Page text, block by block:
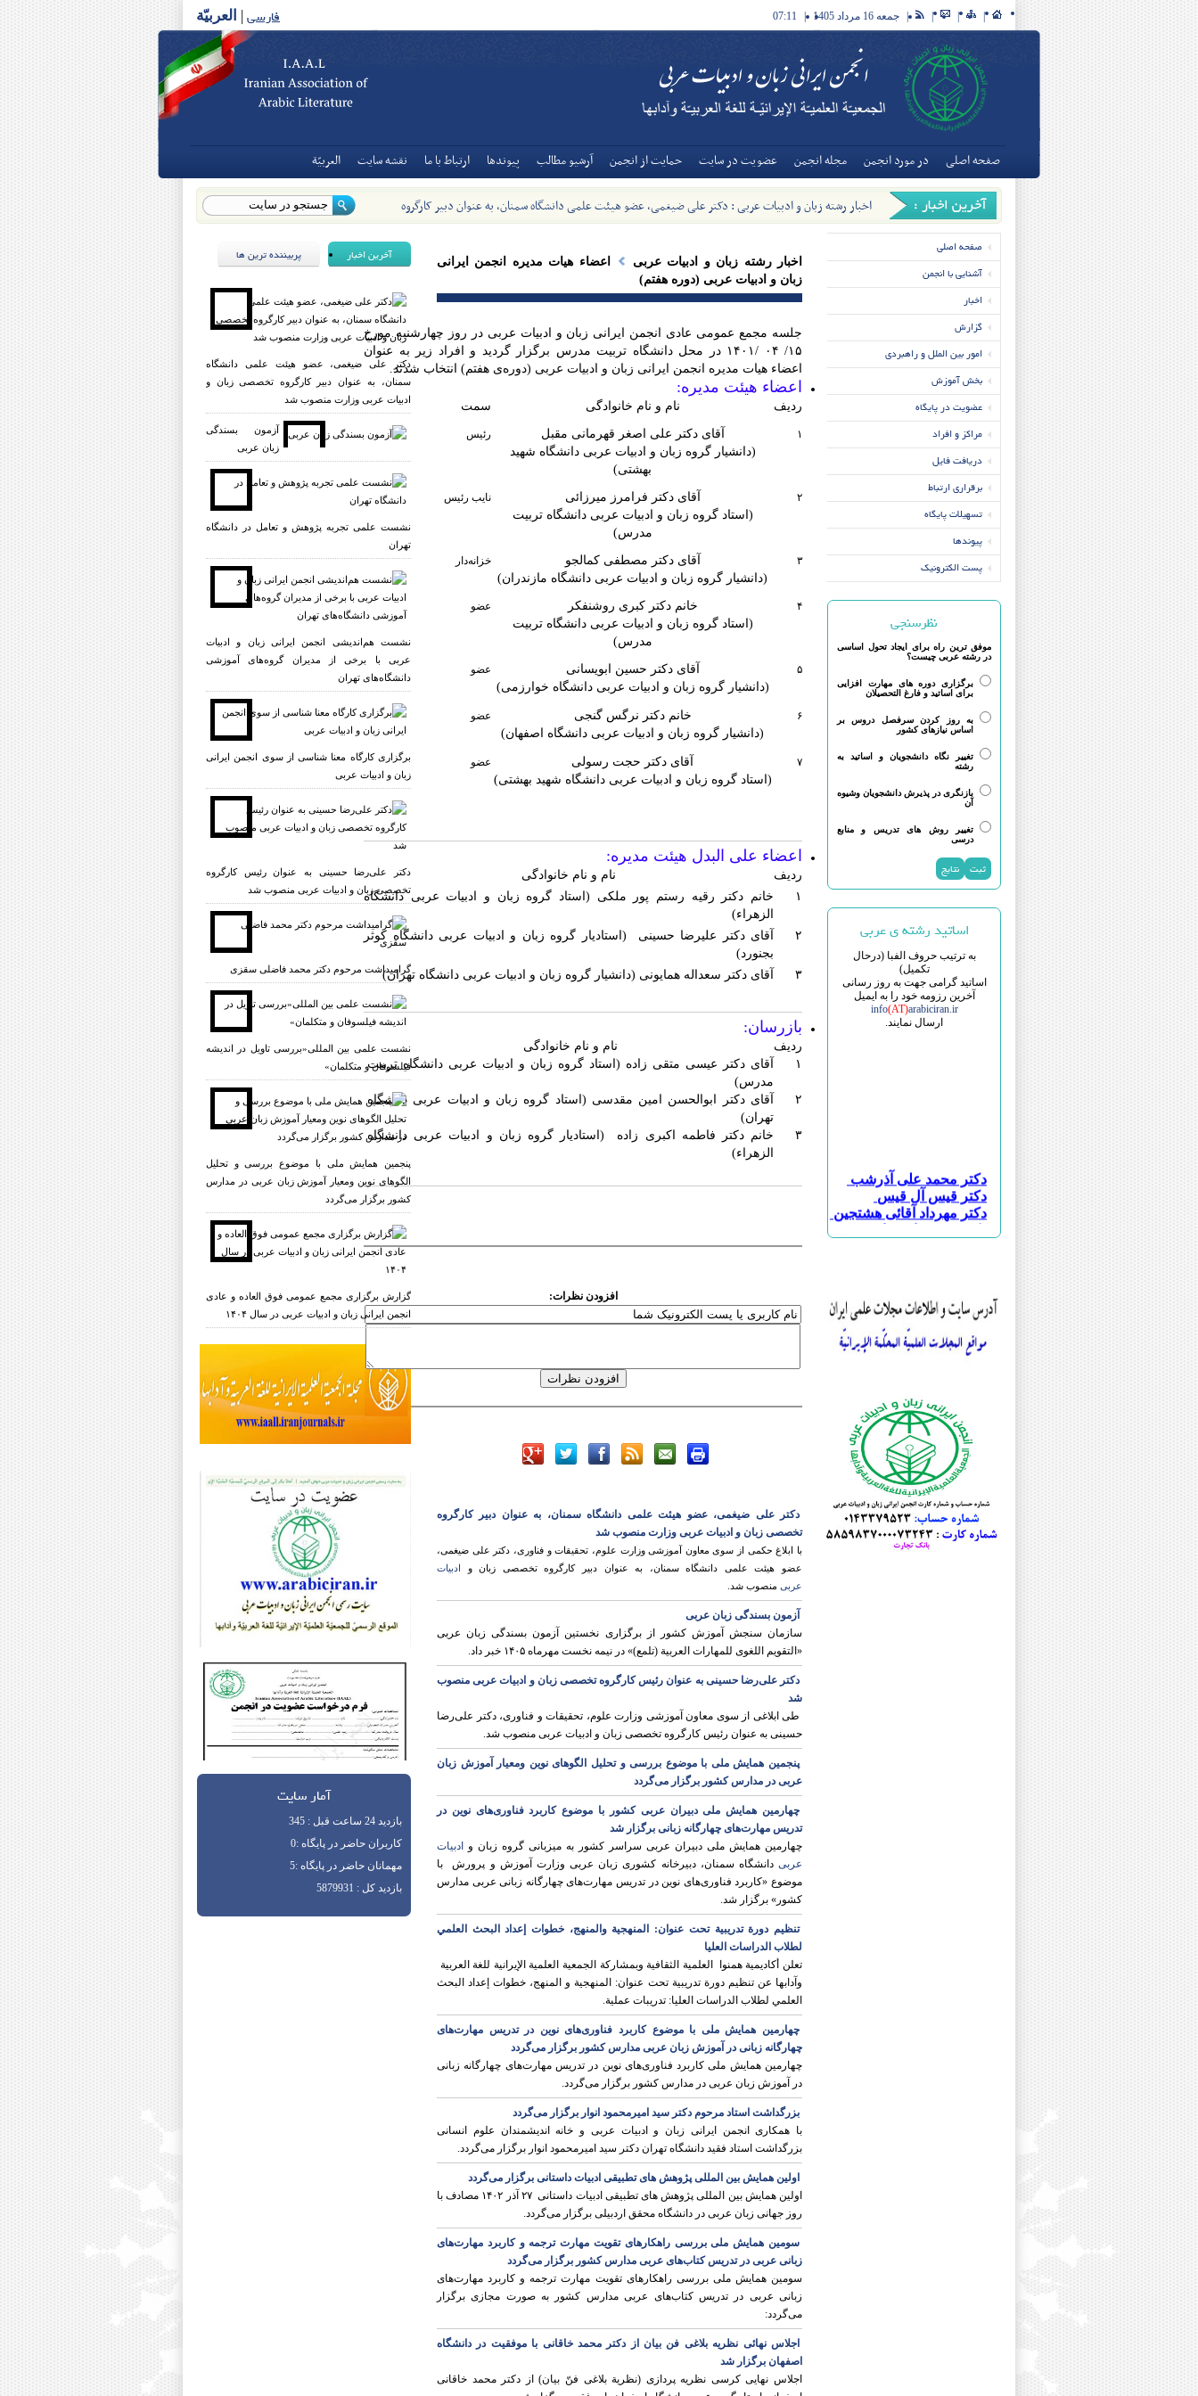
جمعه 16 مرداد 1405 07:11 فارسی | العربیّة
صفحه اصلی در مورد انجمن مجله انجمن عضويت در سايت حمايت از انجمن آرشيو مطالب پیوندها ارتباط با ما نقشه سايت العربيّة
اخبار رشته زبان و ادبیات عربی : دکتر علی ضیغمی، عضو هیئت علمی دانشگاه سمنان، به عنوان دبیر کارگروه
تخصصی زبان و ادبیات عربی وزارت منصوب شد - [1405/5/8]
صفحه اصلی
آشنایی با انجمن
اخبار
گزارش
امور بین الملل و راهبردی
بخش آموزش
عضویت در پایگاه
مراکز و افراد
دریافت فایل
برقراری ارتباط
تسهیلات پایگاه
پیوندها
پست الکترونیک
نظرسنجی
موفق ترین راه برای ایجاد تحول اساسی
در رشته عربی چیست؟
برگزاری دوره های مهارت افزایی
برای اساتید و فارغ التحصیلان
به روز کردن سرفصل دروس بر
اساس نیازهای کشور
تغییر نگاه دانشجویان و اساتید به
رشته
بازنگری در پذیرش دانشجویان وشیوه
آن
تغییر روش های تدریس و منابع
درسی
اساتید رشته ی عربی
به ترتیب حروف الفبا (درحال
تکمیل)
اساتید گرامی جهت به روز رسانی
آخرین رزومه خود را به ایمیل
info(AT)arabiciran.ir
ارسال نمایند.
دکتر محمد علی آذرشب
دکتر قیس آل قیس
دکتر مهرداد آقائی هشتجین
دکتر حسین ابویسانی
دکتر علی اکبر احمدی چناری
دکتر بهنوش اصغری
دکتر جواد اصغری
دکتر محمد جعفر اصغری
دکتر علی افضلی
مرحوم دکتر سید امیر محمود انوار
دکتر امید ایزانلو
دکتر جمشید باقرزاده
دکتر رسول بلاوی
دکتر خلیل پروینی
دکتر یدالله پشابادی
دکتر هدایت الله تقی زاده
دکتر محمدحسن تقیه
دکتر مریم جلائی
دکتر سید اسماعیل قاسمی موسوی
اخبار رشته زبان و ادبیات عربی
اعضاء هيات مديره انجمن ایرانی
زبان و ادبیات عربی (دوره‌ هفتم)
جلسه مجمع عمومی عادی انجمن ایرانی زبان و ادبیات عربی در روز چهارشنبه مورخ
۱۵/ ۰۴ /۱۴۰۱ در محل دانشگاه تربیت مدرس برگزار گردید و افراد زیر به عنوان
اعضاء هیات مدیره انجمن ایرانی زبان و ادبیات عربی (دوره‌ی هفتم) انتخاب شدند.
اعضاء هیئت مدیره:
ردیف نام و نام خانوادگی سمت
۱
آقای دکتر علی اصغر قهرمانی مقبل
(دانشیار گروه زبان و ادبیات عربی دانشگاه شهید
بهشتی)
رئیس
۲
آقای دکتر فرامرز میرزائی
(استاد گروه زبان و ادبیات عربی دانشگاه تربیت
مدرس)
نایب رئیس
۳
آقای دکتر مصطفی کمالجو
(دانشیار گروه زبان و ادبیات عربی دانشگاه مازندران)
خزانه‌دار
۴
خانم دکتر کبری روشنفکر
(استاد گروه زبان و ادبیات عربی دانشگاه تربیت
مدرس)
عضو
۵
آقای دکتر حسین ابویسانی
(دانشیار گروه زبان و ادبیات عربی دانشگاه خوارزمی)
عضو
۶
خانم دکتر نرگس گنجی
(دانشیار گروه زبان و ادبیات عربی دانشگاه اصفهان)
عضو
۷
آقای دکتر حجت رسولی
(استاد گروه زبان و ادبیات عربی دانشگاه شهید بهشتی)
عضو
اعضاء علی البدل هیئت مدیره:
ردیف
نام و نام خانوادگی
۱
خانم دکتر رقیه رستم پور ملکی (استاد گروه زبان و ادبیات عربی دانشگاه
الزهراء)
۲
آقای دکتر علیرضا حسینی (استادیار گروه زبان و ادبیات عربی دانشگاه کوثر
بجنورد)
۳
آقای دکتر سعداله همایونی (دانشیار گروه زبان و ادبیات عربی دانشگاه تهران)
بازرسان:
ردیف
نام و نام خانوادگی
۱
آقای دکتر عیسی متقی زاده (استاد گروه زبان و ادبیات عربی دانشگاه تربیت
مدرس)
۲
آقای دکتر ابوالحسن امین مقدسی (استاد گروه زبان و ادبیات عربی دانشگاه
تهران)
۳
خانم دکتر فاطمه اکبری زاده (استادیار گروه زبان و ادبیات عربی دانشگاه
الزهراء)
افزودن نظرات:
دکتر علی ضیغمی، عضو هیئت علمی دانشگاه سمنان، به عنوان دبیر کارگروه
تخصصی زبان و ادبیات عربی وزارت منصوب شد
با ابلاغ حکمی از سوی معاون آموزشی وزارت علوم، تحقیقات و فناوری، دکتر علی ضیغمی،
عضو هیئت علمی دانشگاه سمنان، به عنوان دبیر کارگروه تخصصی زبان و ادبیات
عربی منصوب شد.
آزمون بسندگی زبان عربی
سازمان سنجش آموزش کشور از برگزاری نخستین آزمون بسندگی زبان عربی
«التقویم اللغوی للمهارات العربیة (تلمع)» در نیمه نخست مهرماه ۱۴۰۵ خبر داد.
دکتر علی‌رضا حسینی به عنوان رئیس کارگروه تخصصی زبان و ادبیات عربی منصوب
شد
طی ابلاغی از سوی معاون آموزشی وزارت علوم، تحقیقات و فناوری، دکتر علی‌رضا
حسینی به عنوان رئیس کارگروه تخصصی زبان و ادبیات عربی منصوب شد.
پنجمین همایش ملی با موضوع بررسی و تحلیل الگوهای نوین ومعیار آموزش زبان
عربی در مدارس کشور برگزار می‌گردد
چهارمین همایش ملی دبیران عربی کشور با موضوع کاربرد فناوری‌های نوین در
تدریس مهارت‌های چهارگانه زبانی برگزار شد
چهارمین همایش ملی دبیران عربی سراسر کشور به میزبانی گروه زبان و
ادبیات
عربی دانشگاه سمنان، دبیرخانه کشوری زبان عربی وزارت آموزش و پرورش با
موضوع «کاربرد فناوری‌های نوین در تدریس مهارت‌های چهارگانه زبانی عربی مدارس
کشور» برگزار شد.
تنظيم دورة تدریبیة تحت عنوان: المنهجیة والمنهج، خطوات إعداد البحث العلمي
لطلاب الدراسات العليا
تعلن أکادیمیة همنوا العلمية الثقافية وبمشاركة الجمعية العلمية الإيرانية للغة العربية
وآدابها عن تنظيم دورة تدریبیة تحت عنوان: المنهجیة و المنهج، خطوات إعداد البحث
العلمي لطلاب الدراسات العليا: تدريبات عملية.
چهارمین همایش ملی با موضوع کاربرد فناوری‌های نوین در تدریس مهارت‌های
چهارگانه زبانی در آموزش زبان عربی مدارس کشور برگزار می‌گردد
چهارمین همایش ملی کاربرد فناوری‌های نوین در تدریس مهارت‌های چهارگانه زبانی
در آموزش زبان عربی در مدارس کشور برگزار می‌گردد.
بزرگداشت استاد مرحوم دکتر سید امیرمحمود انوار برگزار می‌گردد
با همکاری انجمن ایرانی زبان و ادبیات عربی و خانه اندیشمندان علوم انسانی
بزرگداشت استاد فقید دانشگاه تهران دکتر سید امیرمحمود انوار برگزار می‌گردد.
اولین همایش بین المللی پژوهش های تطبیقی ادبیات داستانی برگزار می‌گردد
اولین همایش بین المللی پژوهش های تطبیقی ادبیات داستانی ۲۷ آذر ۱۴۰۲ مصادف با
روز جهانی زبان عربی در دانشگاه محقق اردبیلی برگزار می‌گردد.
سومین همایش ملی بررسی راهکارهای تقویت مهارت ترجمه و کاربرد مهارت‌های
زبانی عربی در تدریس کتاب‌های عربی مدارس کشور برگزار می‌گردد
سومین همایش ملی بررسی راهکارهای تقویت مهارت ترجمه و کاربرد مهارت‌های
زبانی عربی در تدریس کتاب‌های عربی مدارس کشور به صورت مجازی برگزار
می‌گردد:
اجلاس نهائی نظریه بلاغی فن بیان از دکتر محمد خاقانی با موفقیت در دانشگاه
اصفهان برگزار شد
اجلاس نهایی کرسی نظریه پردازی (نظریة بلاغی فنّ بیان) از دکتر محمد خاقانی
آخرین اخبار پربیننده ترین ها
دکتر علی ضیغمی، عضو هیئت علمی دانشگاه
سمنان، به عنوان دبیر کارگروه تخصصی زبان و
ادبیات عربی وزارت منصوب شد
آزمون بسندگی
زبان عربی
نشست علمی تجربه پژوهش و تعامل در دانشگاه
تهران
نشست هم‌اندیشی انجمن ایرانی زبان و ادبیات
عربی با برخی از مدیران گروه‌های آموزشی
دانشگاه‌های تهران
برگزاری کارگاه معنا شناسی از سوی انجمن ایرانی
زبان و ادبیات عربی
دکتر علی‌رضا حسینی به عنوان رئیس کارگروه
تخصصی زبان و ادبیات عربی منصوب شد
گرامیداشت مرحوم دکتر محمد فاضلی سقزی
نشست علمی بين المللى«بررسى تاویل در انديشه
فیلسوفان و متکلمان»
پنجمین همایش ملی با موضوع بررسی و تحلیل
الگوهای نوین ومعیار آموزش زبان عربی در مدارس
کشور برگزار می‌گردد
گزارش برگزاری مجمع عمومی فوق العاده و عادی
انجمن ایرانی زبان و ادبیات عربی در سال ۱۴۰۴
آمار سایت
بازدید 24 ساعت قبل : 345
کاربران حاضر در پایگاه :0
مهمانان حاضر در پایگاه :5
بازدید کل : 5879931